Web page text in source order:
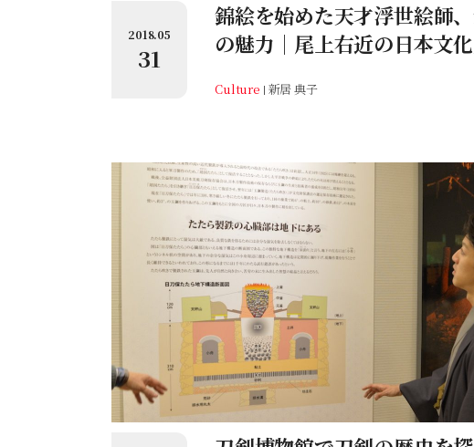
2018.05
31
錦絵を始めた天才浮世絵師
の魅力｜尾上右近の日本文
Culture 新居 典子